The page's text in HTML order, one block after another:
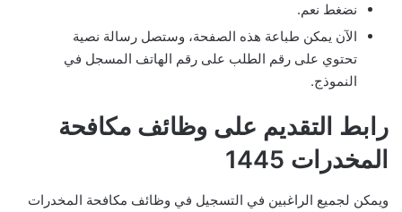
نضغط نعم.
الآن يمكن طباعة هذه الصفحة، وستصل رسالة نصية
تحتوي على رقم الطلب على رقم الهاتف المسجل في
النموذج.
رابط التقديم على وظائف مكافحة
المخدرات 1445
ويمكن لجميع الراغبين في التسجيل في وظائف مكافحة المخدرات